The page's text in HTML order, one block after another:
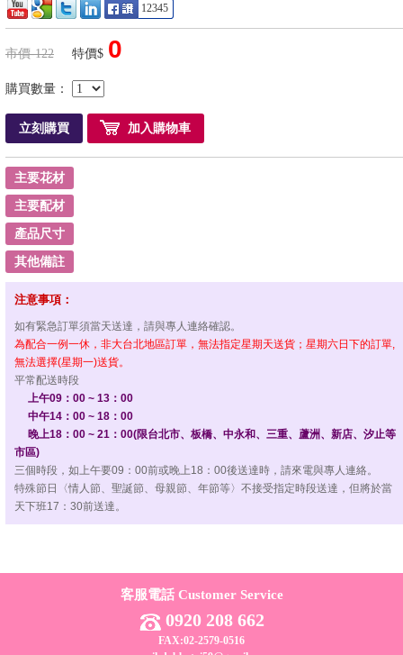
12345
市價-122 特價$ 0
購買數量：
立刻購買 加入購物車
主要花材
主要配材
產品尺寸
其他備註
注意事項：
如有緊急訂單須當天送達，請與專人連絡確認。
為配合一例一休，非大台北地區訂單，無法指定星期天送貨；星期六日下的訂單,
無法選擇(星期一)送貨。
平常配送時段
上午09：00 ~ 13：00
中午14：00 ~ 18：00
晚上18：00 ~ 21：00(限台北市、板橋、中永和、三重、蘆洲、新店、汐止等
市區)
三個時段，如上午要09：00前或晚上18：00後送達時，請來電與專人連絡。
特殊節日〈情人節、聖誕節、母親節、年節等〉不接受指定時段送達，但將於當
天下班17：30前送達。
客服電話 Customer Service
0920 208 662
FAX:02-2579-0516